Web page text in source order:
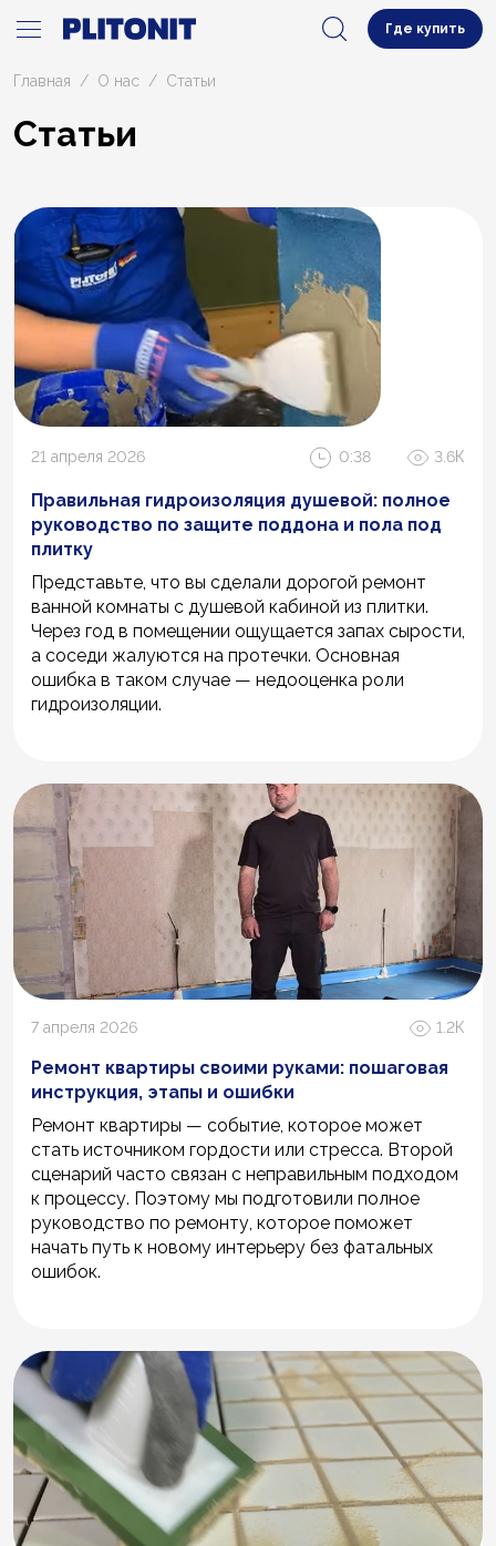
Где купить
Главная О нас Статьи
Статьи
21 апреля 2026 0:38 3.6К
Правильная гидроизоляция душевой: полное
руководство по защите поддона и пола под
плитку
Представьте, что вы сделали дорогой ремонт
ванной комнаты с душевой кабиной из плитки.
Через год в помещении ощущается запах сырости,
а соседи жалуются на протечки. Основная
ошибка в таком случае — недооценка роли
гидроизоляции.
7 апреля 2026 1.2К
Ремонт квартиры своими руками: пошаговая
инструкция, этапы и ошибки
Ремонт квартиры — событие, которое может
стать источником гордости или стресса. Второй
сценарий часто связан с неправильным подходом
к процессу. Поэтому мы подготовили полное
руководство по ремонту, которое поможет
начать путь к новому интерьеру без фатальных
ошибок.